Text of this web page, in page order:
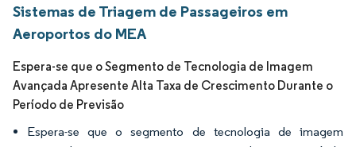
Sistemas de Triagem de Passageiros em
Aeroportos do MEA
Espera-se que o Segmento de Tecnologia de Imagem
Avançada Apresente Alta Taxa de Crescimento Durante o
Período de Previsão
Espera-se que o segmento de tecnologia de imagem